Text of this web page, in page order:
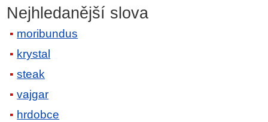
Nejhledanější slova
moribundus
krystal
steak
vajgar
hrdobce